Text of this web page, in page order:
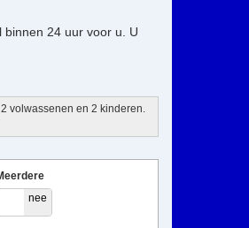
binnen 24 uur voor u. U
volwassenen en 2 kinderen.
nee